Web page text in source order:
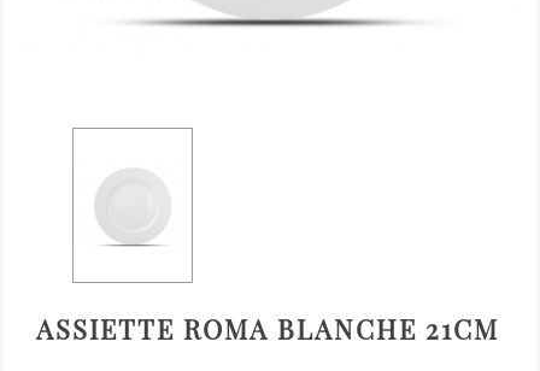
ASSIETTE ROMA BLANCHE 21CM